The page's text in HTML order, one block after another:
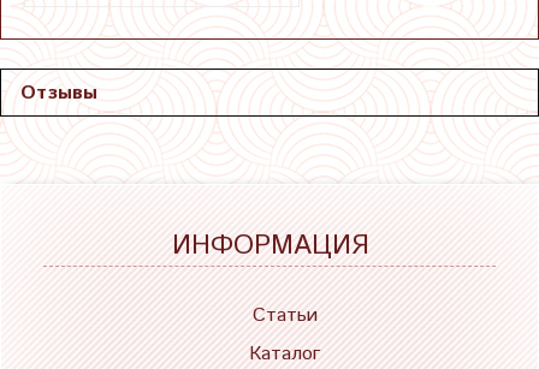
Отзывы
ИНФОРМАЦИЯ
Статьи
Каталог